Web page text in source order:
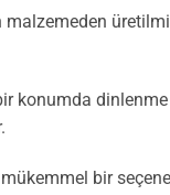
malzemeden
konumda
mükemmel bir